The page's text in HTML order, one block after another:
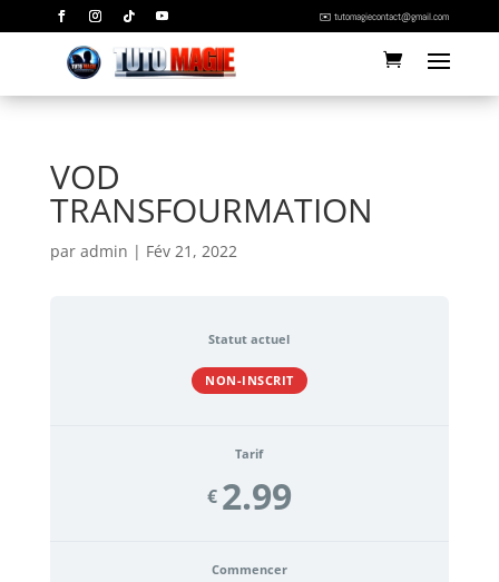
✉️ tutomagiecontact@gmail.com
VOD
TRANSFOURMATION
par admin | Fév 21, 2022
Statut actuel
NON-INSCRIT
Tarif
€ 2.99
Commencer